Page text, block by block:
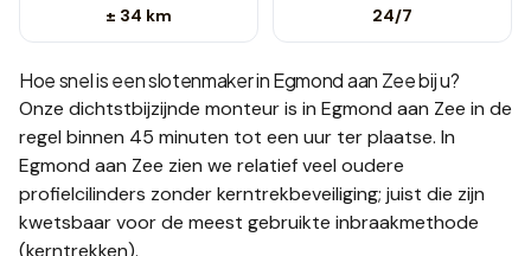
± 34 km 24/7
Hoe snel is een slotenmaker inEgmond aan Zeebij u?
Onze dichtstbijzijnde monteur is in Egmond aan Zee in de
regel binnen 45 minuten tot een uur ter plaatse. In
Egmond aan Zee zien we relatief veel oudere
profielcilinders zonder kerntrekbeveiliging; juist die zijn
kwetsbaar voor de meest gebruikte inbraakmethode
(kerntrekken).